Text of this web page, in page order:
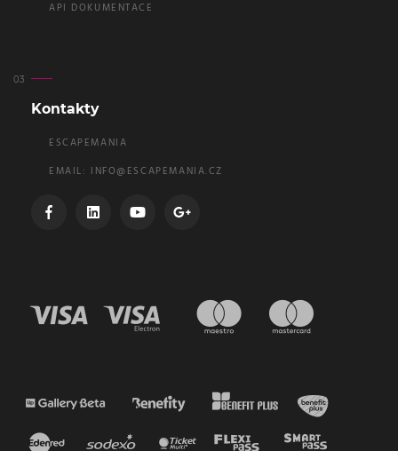
API DOKUMENTACE
Kontakty
ESCAPEMANIA
EMAIL: INFO@ESCAPEMANIA.CZ